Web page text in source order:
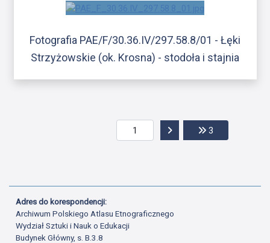
Fotografia PAE/F/30.36.IV/297.58.8/01 - Łęki
Strzyżowskie (ok. Krosna) - stodoła i stajnia
Przejdź do następnej
3
Adres do korespondencji:
Archiwum Polskiego Atlasu Etnograficznego
Wydział Sztuki i Nauk o Edukacji
Budynek Główny, s. B.3.8